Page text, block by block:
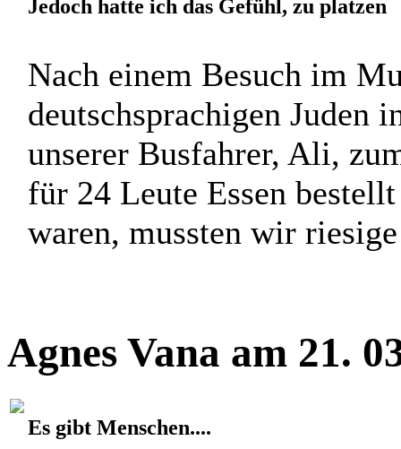
Julia Felberbauer
Jedoch hatte ich das Gefühl, zu platzen
Nach einem Besuch im
deutschsprachigen Juden
waren, mussten wir